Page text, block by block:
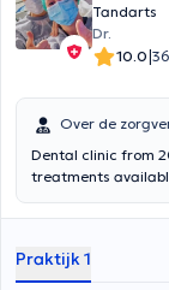
Tandarts
Dr.
10.0|
Over de
Dental clinic from
treatments
Praktijk 1